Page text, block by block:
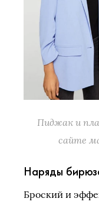
Пиджак и
сайте
Наряды
Броский и